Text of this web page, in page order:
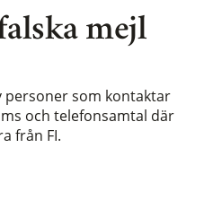
mejl
personer som kontaktar
och telefonsamtal där
från FI.